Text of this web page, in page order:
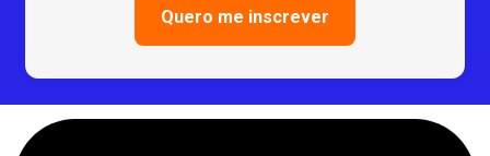
Quero me inscrever